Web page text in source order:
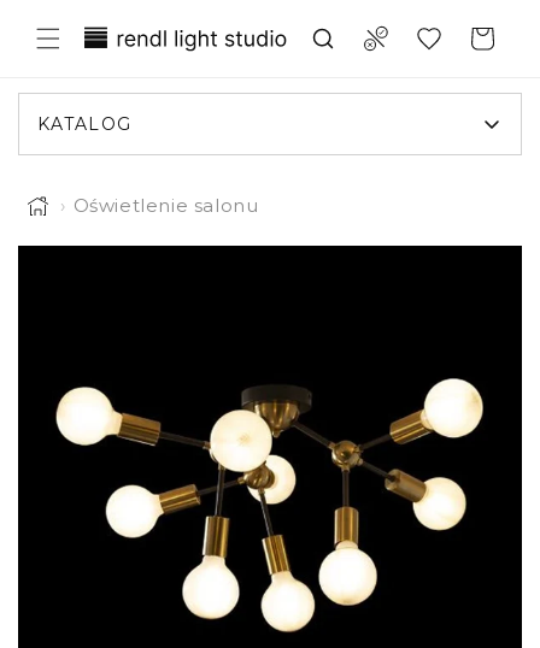
do
treści
Compare
Translation missing:
pl.general.wishlist.title
Koszyk
KATALOG
› Oświetlenie salonu